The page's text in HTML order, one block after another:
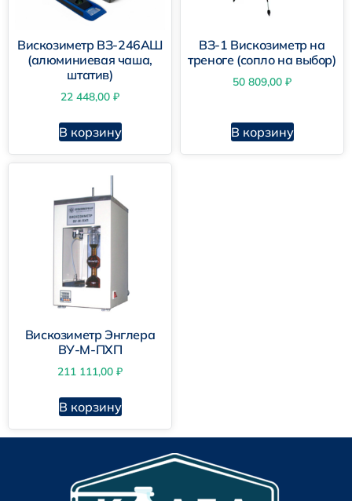
Вискозиметр ВЗ-246АШ
(алюминиевая чаша,
штатив)
22 448,00 ₽
В корзину
ВЗ-1 Вискозиметр на
треноге (сопло на выбор)
50 809,00 ₽
В корзину
Вискозиметр Энглера
ВУ-М-ПХП
211 111,00 ₽
В корзину